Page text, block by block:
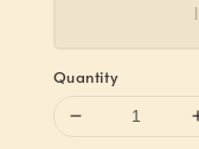
Quantity